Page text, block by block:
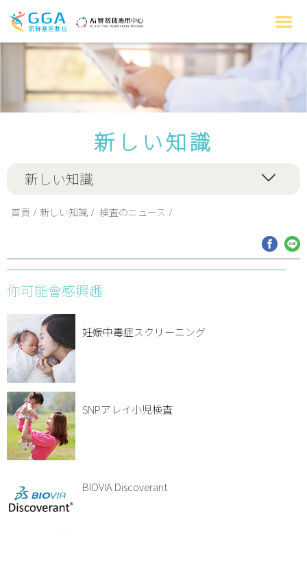
新しい知識
新しい知識
首頁 新しい知識 検査のニュース
你可能會感興趣
妊娠中毒症スクリーニング
SNPアレイ小児検査
BIOVIA Discoverant